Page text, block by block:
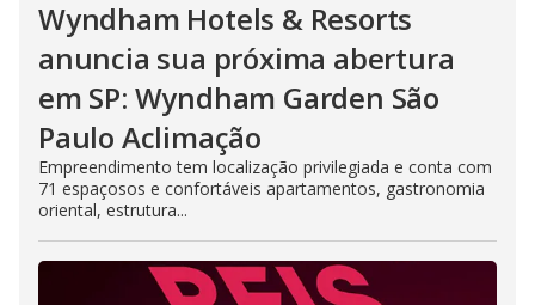
Wyndham Hotels & Resorts
anuncia sua próxima abertura
em SP: Wyndham Garden São
Paulo Aclimação
Empreendimento tem localização privilegiada e conta com
71 espaçosos e confortáveis apartamentos, gastronomia
oriental, estrutura...